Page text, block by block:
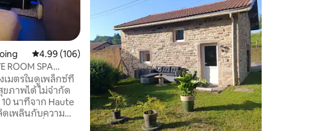
คะแนนเฉลี่ย 4.99 จาก 5, 106 รีวิว
4.99 (106)
ROOM SPA
เมตรในดูเพล็กซ์ที่
ขภาพได้ไม่จำกัด
นาทีจาก Haute
ดเพลินกับความ